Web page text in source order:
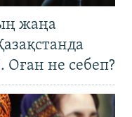
жаңа
Оған не себеп?